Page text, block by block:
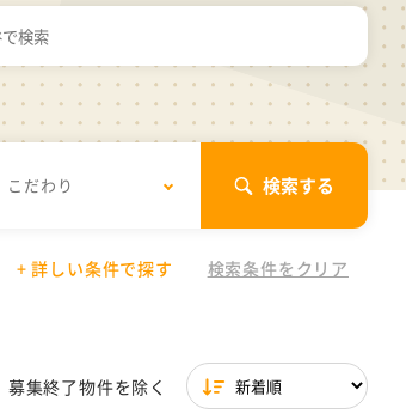
こだわり 検索する
東京都 その他
2.7m以上
30,001円以上
ィス
輪場あり
築浅
+ 詳しい条件で探す 検索条件をクリア
募集終了物件を除く